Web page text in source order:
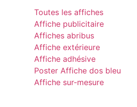
Toutes les affiches
Affiche publicitaire
Affiches abribus
Affiche extérieure
Affiche adhésive
Poster Affiche dos bleu
Affiche sur-mesure